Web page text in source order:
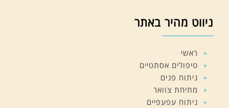
ניווט מהיר באתר
ראשי
טיפולים אסתטיים
ניתוח פנים
מתיחת צוואר
ניתוח עפעפיים